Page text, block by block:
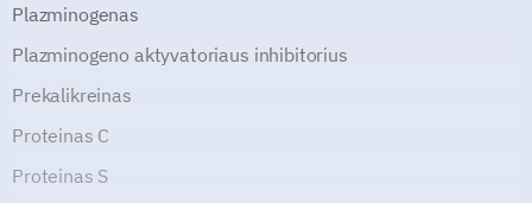
Plazminogenas
Plazminogeno aktyvatoriaus inhibitorius
Prekalikreinas
Proteinas C
Proteinas S